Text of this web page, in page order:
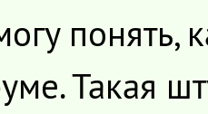
понять,
Такая